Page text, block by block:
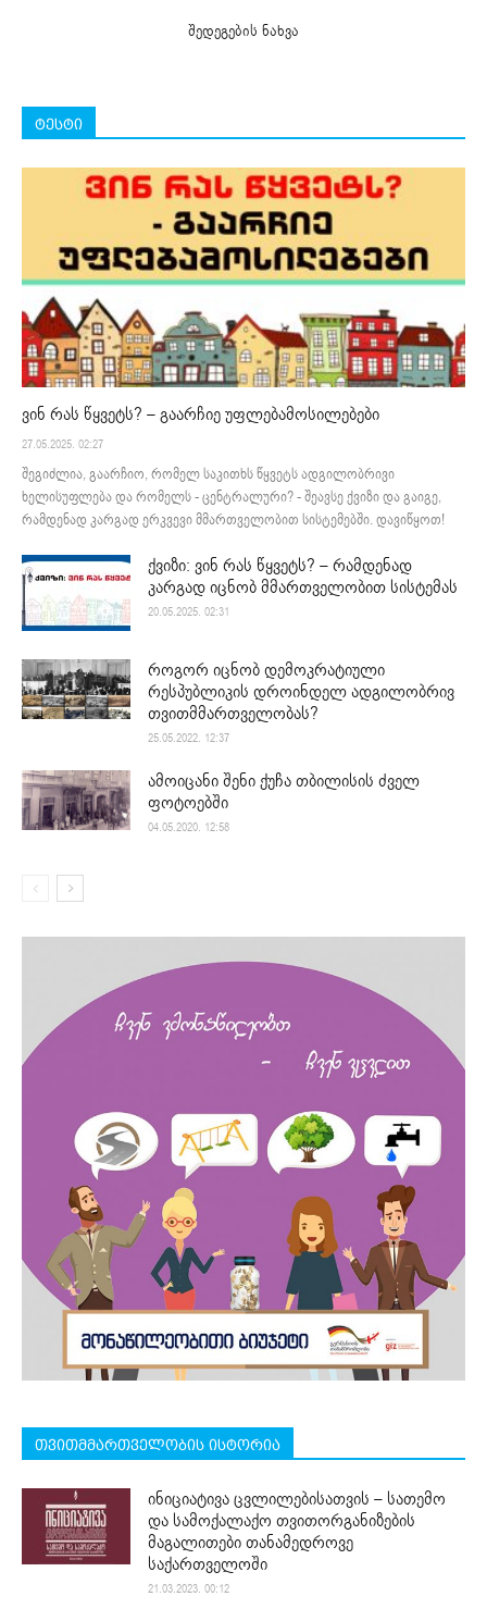
შედეგების ნახვა
ტესტი
ვინ რას წყვეტს? – გაარჩიე უფლებამოსილებები
27.05.2025. 02:27
შეგიძლია, გაარჩიო, რომელ საკითხს წყვეტს ადგილობრივი
ხელისუფლება და რომელს - ცენტრალური? - შეავსე ქვიზი და გაიგე,
რამდენად კარგად ერკვევი მმართველობით სისტემებში. დავიწყოთ!
ქვიზი: ვინ რას წყვეტს? – რამდენად
კარგად იცნობ მმართველობით სისტემას
20.05.2025. 02:31
როგორ იცნობ დემოკრატიული
რესპუბლიკის დროინდელ ადგილობრივ
თვითმმართველობას?
25.05.2022. 12:37
ამოიცანი შენი ქუჩა თბილისის ძველ
ფოტოებში
04.05.2020. 12:58
თვითმმართველობის ისტორია
ინიციატივა ცვლილებისათვის – სათემო
და სამოქალაქო თვითორგანიზების
მაგალითები თანამედროვე
საქართველოში
21.03.2023. 00:12